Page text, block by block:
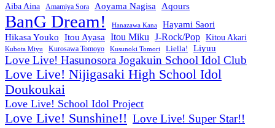
Aiba Aina Amamiya Sora Aoyama Nagisa Aqours
BanG Dream! Hanazawa Kana
Hayami Saori
Hikasa Youko
Itou Ayasa Itou Miku J-Rock/Pop Kitou Akari
Kubota Miyu Kurosawa Tomoyo Kusunoki Tomori Liella! Liyuu
Love Live! Hasunosora Jogakuin School Idol Club
Love Live! Nijigasaki High School Idol
Doukoukai
Love Live! School Idol Project
Love Live! Sunshine!! Love Live! Super Star!!